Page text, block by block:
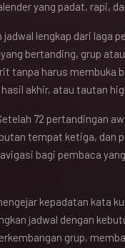
yang padat, rapi,
lengkap dari laga
bertanding, grup
tanpa harus membuka
akhir, atau tautan
72 pertandingan
tempat ketiga, dan
bagi pembaca
kepadatan kata
jadwal dengan
grup,